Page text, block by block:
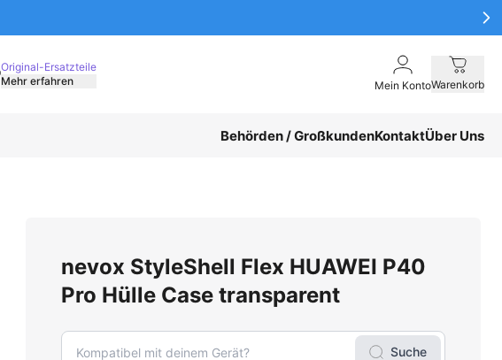
Original-Ersatzteile
Mehr erfahren
Mein KontoWarenkorb
Behörden / GroßkundenKontaktÜber Uns
nevox StyleShell Flex HUAWEI P40
Pro Hülle Case transparent
Suche